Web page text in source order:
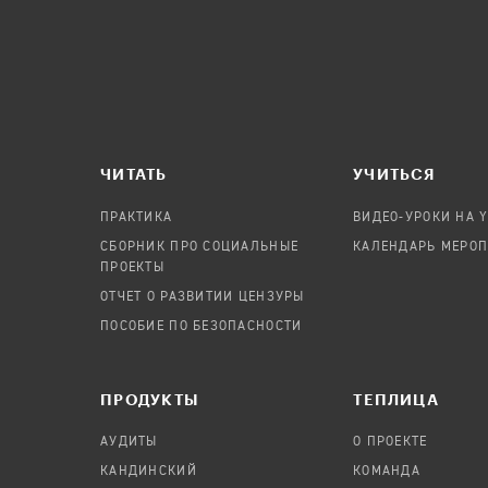
ЧИТАТЬ
ПРАКТИКА
СБОРНИК ПРО СОЦИАЛЬНЫЕ
ПРОЕКТЫ
ОТЧЕТ О РАЗВИТИИ ЦЕНЗУРЫ
ПОСОБИЕ ПО БЕЗОПАСНОСТИ
УЧИТЬСЯ
ВИДЕО-УРОКИ НА
КАЛЕНДАРЬ
ПРОДУКТЫ
АУДИТЫ
КАНДИНСКИЙ
TЕПЛИЦА
О ПРОЕКТЕ
КОМАНДА